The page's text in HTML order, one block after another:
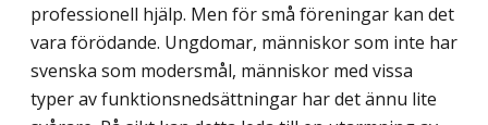
professionell hjälp. Men för små föreningar kan det
vara förödande. Ungdomar, människor som inte har
svenska som modersmål, människor med vissa
typer av funk­tionsnedsättningar har det ännu lite